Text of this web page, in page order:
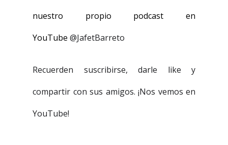
nuestro propio podcast en
YouTube @JafetBarreto
Recuerden suscribirse, darle like y
compartir con sus amigos. ¡Nos vemos en
YouTube!